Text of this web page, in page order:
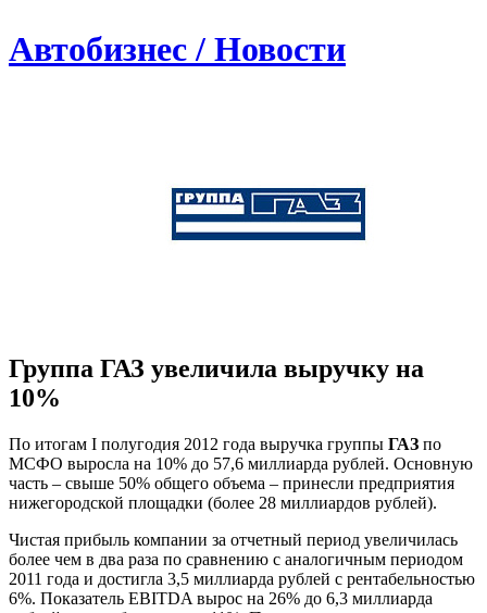
Автобизнес / Новости
Группа ГАЗ увеличила выручку на
10%
По итогам I полугодия 2012 года выручка группы ГАЗ по
МСФО выросла на 10% до 57,6 миллиарда рублей. Основную
часть – свыше 50% общего объема – принесли предприятия
нижегородской площадки (более 28 миллиардов рублей).
Чистая прибыль компании за отчетный период увеличилась
более чем в два раза по сравнению с аналогичным периодом
2011 года и достигла 3,5 миллиарда рублей с рентабельностью
6%. Показатель EBITDA вырос на 26% до 6,3 миллиарда